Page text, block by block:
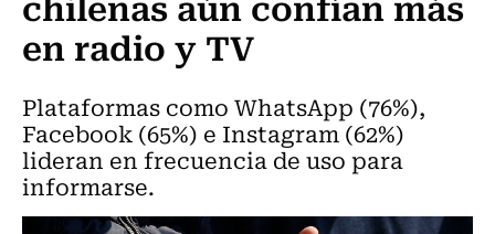
en radio y TV
Plataformas como WhatsApp (76%),
Facebook (65%) e Instagram (62%)
lideran en frecuencia de uso para
informarse.